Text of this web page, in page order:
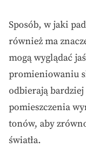
Sposób, w jaki
również ma
mogą wyglądać
promieniowaniu
odbierają
pomieszczenia
tonów, aby
światła.